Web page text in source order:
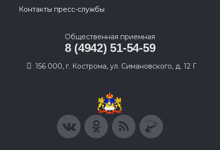
Контакты пресс-службы
Общественная приемная
8 (4942) 51-54-59
156 000, г. Кострома, ул. Симановского, д. 12 Г